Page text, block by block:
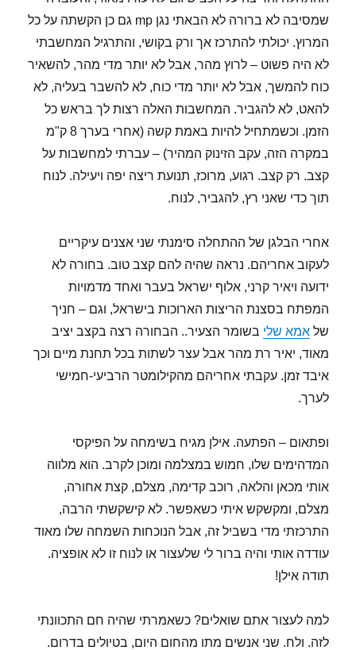
שמסיבה לא ברורה לא הבאתי נגן mp גם כן הקשתה על כל
המרוץ. יכולתי להתרכז אך ורק בקושי, והתרגיל המחשבתי
לא היה פשוט – לרוץ מהר, אבל לא יותר מדי מהר, להשאיר
כוח להמשך, אבל לא יותר מדי כוח, לא להשבר בעליה, לא
להאט, לא להגביר. המחשבות האלה רצות לך בראש כל
הזמן. וכשמתחיל להיות באמת קשה (אחרי בערך 8 ק"מ
במקרה הזה, עקב הזינוק המהיר) – עברתי למחשבות על
קצב. רק קצב. רגוע, מרוכז, תנועת ריצה יפה ויעילה. לנוח
תוך כדי שאני רץ, להגביר, לנוח.
אחרי הבלגן של ההתחלה סימנתי שני אצנים עיקריים
לעקוב אחריהם. נראה שהיה להם קצב טוב. בחורה לא
ידועה ויאיר קרני, אלוף ישראל בעבר ואחד מדמויות
המפתח בסצנת הריצות הארוכות בישראל, וגם – חניך
שלאמא שלי בשומר הצעיר.. הבחורה רצה בקצב יציב
מאוד, יאיר רת מהר אבל עצר לשתות בכל תחנת מיים וכך
איבד זמן. עקבתי אחריהם מהקילומטר הרביעי-חמישי
לערך.
ופתאום – הפתעה. אילן מגיח בשימחה על הפיקסי
המדהימים שלו, חמוש במצלמה ומוכן לקרב. הוא מלווה
אותי מכאן והלאה, רוכב קדימה, מצלם, קצת אחורה,
מצלם, ומקשקש איתי כשאפשר. לא קישקשתי הרבה,
התרכזתי מדי בשביל זה, אבל הנוכחות השמחה שלו מאוד
עודדה אותי והיה ברור לי שלעצור או לנוח זו לא אופציה.
תודה אילן!
למה לעצור אתם שואלים? כשאמרתי שהיה חם התכוונתי
לזה. ולח. שני אנשים מתו מהחום היום, בטיולים בדרום.